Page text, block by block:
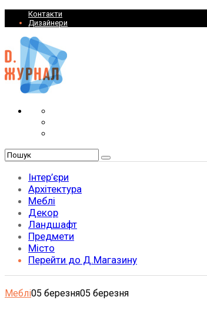
Контакти
Дизайнери
Інтер’єри
Архітектура
Меблі
Декор
Ландшафт
Предмети
Місто
Перейти до Д.Магазину
Меблі05 березня05 березня